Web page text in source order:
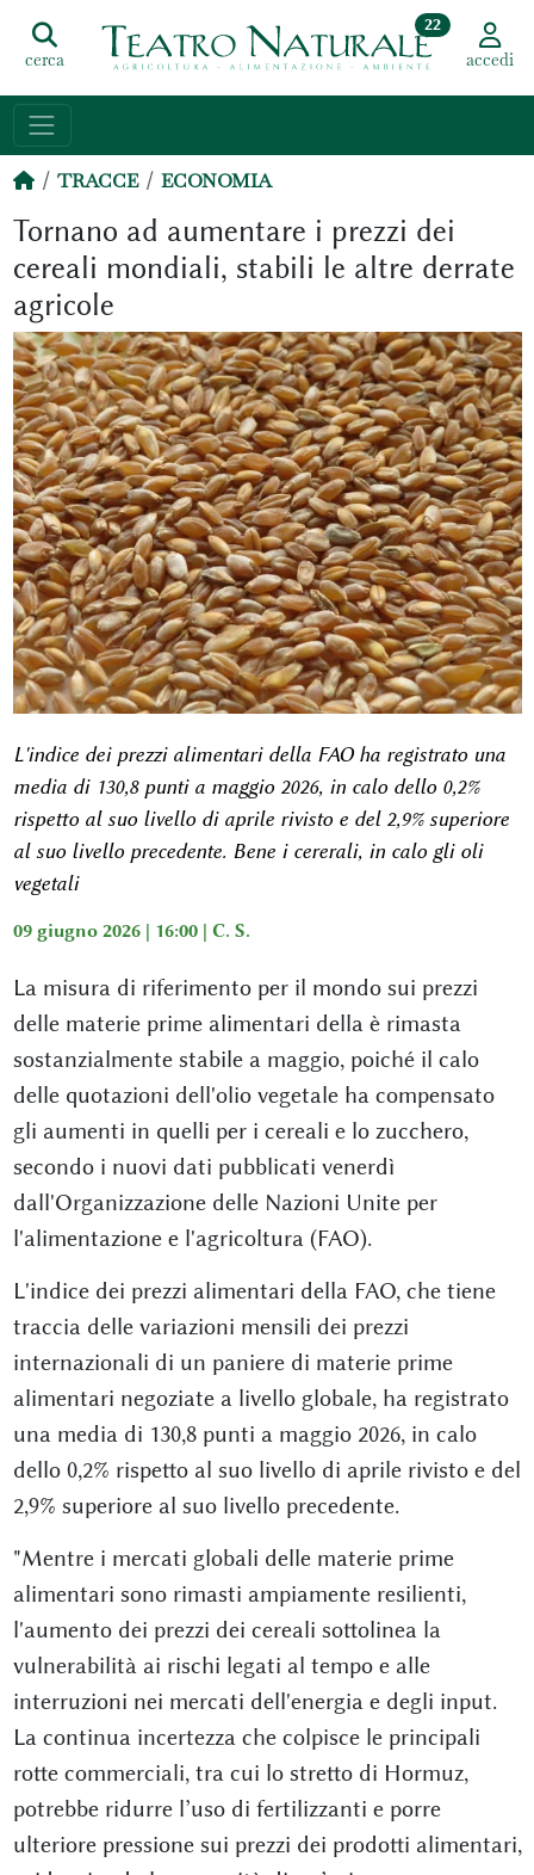
cerca
22
accedi
TRACCE ECONOMIA
Tornano ad aumentare i prezzi dei
cereali mondiali, stabili le altre derrate
agricole
L'indice dei prezzi alimentari della FAO ha registrato una
media di 130,8 punti a maggio 2026, in calo dello 0,2%
rispetto al suo livello di aprile rivisto e del 2,9% superiore
al suo livello precedente. Bene i cererali, in calo gli oli
vegetali
09 giugno 2026 | 16:00 | C. S.
La misura di riferimento per il mondo sui prezzi
delle materie prime alimentari della è rimasta
sostanzialmente stabile a maggio, poiché il calo
delle quotazioni dell'olio vegetale ha compensato
gli aumenti in quelli per i cereali e lo zucchero,
secondo i nuovi dati pubblicati venerdì
dall'Organizzazione delle Nazioni Unite per
l'alimentazione e l'agricoltura (FAO).
L'indice dei prezzi alimentari della FAO, che tiene
traccia delle variazioni mensili dei prezzi
internazionali di un paniere di materie prime
alimentari negoziate a livello globale, ha registrato
una media di 130,8 punti a maggio 2026, in calo
dello 0,2% rispetto al suo livello di aprile rivisto e del
2,9% superiore al suo livello precedente.
"Mentre i mercati globali delle materie prime
alimentari sono rimasti ampiamente resilienti,
l'aumento dei prezzi dei cereali sottolinea la
vulnerabilità ai rischi legati al tempo e alle
interruzioni nei mercati dell'energia e degli input.
La continua incertezza che colpisce le principali
rotte commerciali, tra cui lo stretto di Hormuz,
potrebbe ridurre l’uso di fertilizzanti e porre
ulteriore pressione sui prezzi dei prodotti alimentari,